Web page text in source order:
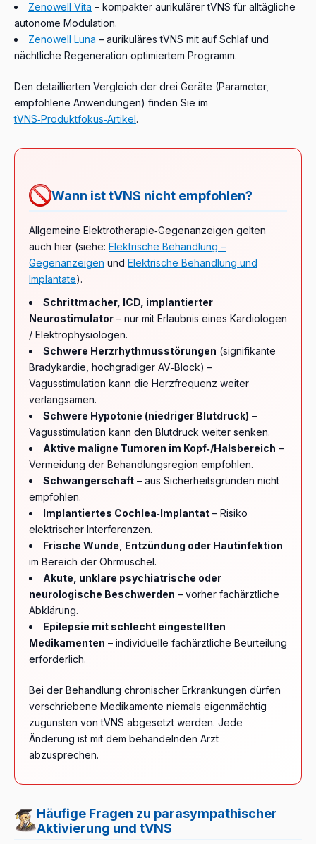
Zenowell Vita – kompakter aurikulärer tVNS für alltägliche
autonome Modulation.
Zenowell Luna – aurikuläres tVNS mit auf Schlaf und
nächtliche Regeneration optimiertem Programm.
Den detaillierten Vergleich der drei Geräte (Parameter,
empfohlene Anwendungen) finden Sie im
tVNS‑Produktfokus‑Artikel .
Wann ist tVNS nicht empfohlen?
Allgemeine Elektrotherapie‑Gegenanzeigen gelten
auch hier (siehe: Elektrische Behandlung –
Gegenanzeigen und Elektrische Behandlung und
Implantate).
Schrittmacher, ICD, implantierter
Neurostimulator – nur mit Erlaubnis eines Kardiologen
/ Elektrophysiologen.
Schwere Herzrhythmusstörungen (signifikante
Bradykardie, hochgradiger AV‑Block) –
Vagusstimulation kann die Herzfrequenz weiter
verlangsamen.
Schwere Hypotonie (niedriger Blutdruck) –
Vagusstimulation kann den Blutdruck weiter senken.
Aktive maligne Tumoren im Kopf‑/Halsbereich –
Vermeidung der Behandlungsregion empfohlen.
Schwangerschaft – aus Sicherheitsgründen nicht
empfohlen.
Implantiertes Cochlea‑Implantat – Risiko
elektrischer Interferenzen.
Frische Wunde, Entzündung oder Hautinfektion
im Bereich der Ohrmuschel.
Akute, unklare psychiatrische oder
neurologische Beschwerden – vorher fachärztliche
Abklärung.
Epilepsie mit schlecht eingestellten
Medikamenten – individuelle fachärztliche Beurteilung
erforderlich.
Bei der Behandlung chronischer Erkrankungen dürfen
verschriebene Medikamente niemals eigenmächtig
zugunsten von tVNS abgesetzt werden. Jede
Änderung ist mit dem behandelnden Arzt
abzusprechen.
Häufige Fragen zu parasympathischer
Aktivierung und tVNS